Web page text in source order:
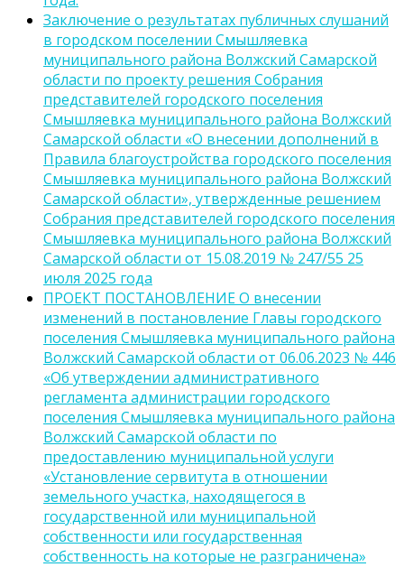
Заключение о результатах публичных слушаний
в городском поселении Смышляевка
муниципального района Волжский Самарской
области по проекту решения Собрания
представителей городского поселения
Смышляевка муниципального района Волжский
Самарской области «О внесении дополнений в
Правила благоустройства городского поселения
Смышляевка муниципального района Волжский
Самарской области», утвержденные решением
Собрания представителей городского поселения
Смышляевка муниципального района Волжский
Самарской области от 15.08.2019 № 247/55 25
июля 2025 года
ПРОЕКТ ПОСТАНОВЛЕНИЕ О внесении
изменений в постановление Главы городского
поселения Смышляевка муниципального района
Волжский Самарской области от 06.06.2023 № 446
«Об утверждении административного
регламента администрации городского
поселения Смышляевка муниципального района
Волжский Самарской области по
предоставлению муниципальной услуги
«Установление сервитута в отношении
земельного участка, находящегося в
государственной или муниципальной
собственности или государственная
собственность на которые не разграничена»